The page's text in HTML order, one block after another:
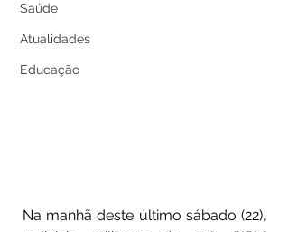
Saúde
Atualidades
Educação
Na manhã deste último sábado (22),